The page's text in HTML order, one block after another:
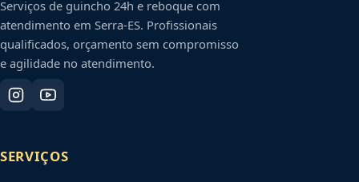
Serviços de guincho 24h e reboque com
atendimento em Serra-ES. Profissionais
qualificados, orçamento sem compromisso
e agilidade no atendimento.
SERVIÇOS